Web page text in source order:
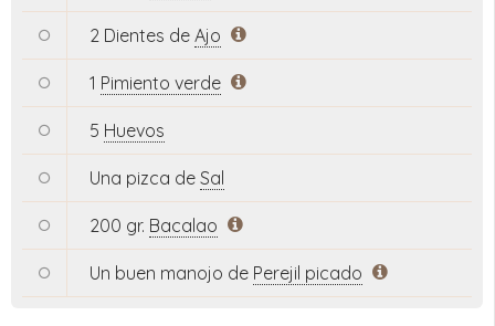
2 Dientes de Ajo
1 Pimiento verde
5 Huevos
Una pizca de Sal
200 gr. Bacalao
Un buen manojo de Perejil picado